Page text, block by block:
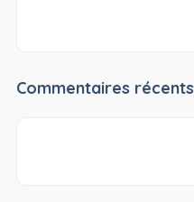
Commentaires récents